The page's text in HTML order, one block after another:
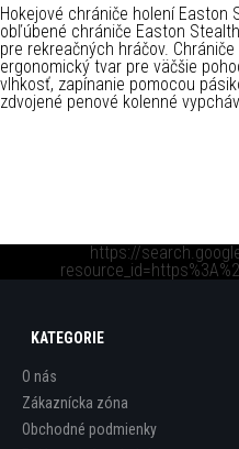
Hokejové chrániče holení Easton
obľúbené chrániče Easton
pre rekreačných hráčov.
ergonomický tvar pre väčšie
vlhkosť, zapínanie pomocou
zdvojené penové kolenné
https://
KATEGORIE
O nás
Zákaznícka zóna
Obchodné podmienky